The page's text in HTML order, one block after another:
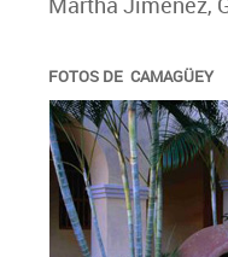
FOTOS DE CAMAGÜEY